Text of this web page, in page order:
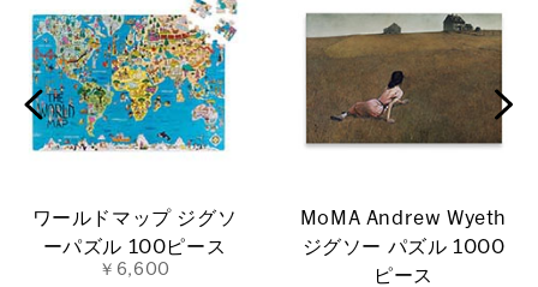
ワールドマップ ジグソ
ーパズル 100ピース
￥6,600
MoMA Andrew Wyeth
ジグソー パズル 1000
ピース